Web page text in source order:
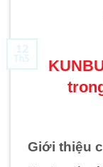
12
Th5
Giới thiệu